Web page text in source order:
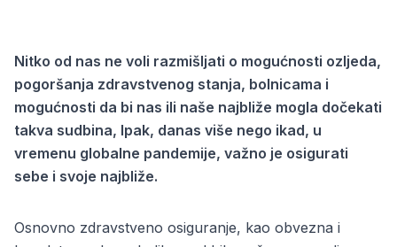
Nitko od nas ne voli razmišljati o mogućnosti ozljeda,
pogoršanja zdravstvenog stanja, bolnicama i
mogućnosti da bi nas ili naše najbliže mogla dočekati
takva sudbina, Ipak, danas više nego ikad, u
vremenu globalne pandemije, važno je osigurati
sebe i svoje najbliže.
Osnovno zdravstveno osiguranje, kao obvezna i